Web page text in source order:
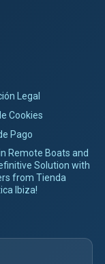
Legal
Cookies
Pago
Remote Boats and
Solution with
from Tienda
Ibiza!